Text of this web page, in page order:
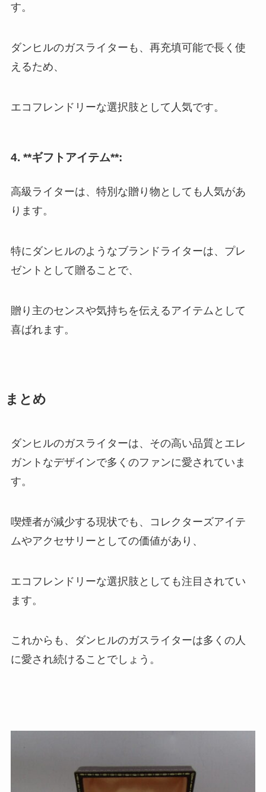
す。
ダンヒルのガスライターも、再充填可能で長く使
えるため、
エコフレンドリーな選択肢として人気です。
4. **ギフトアイテム**:
高級ライターは、特別な贈り物としても人気があ
ります。
特にダンヒルのようなブランドライターは、プレ
ゼントとして贈ることで、
贈り主のセンスや気持ちを伝えるアイテムとして
喜ばれます。
まとめ
ダンヒルのガスライターは、その高い品質とエレ
ガントなデザインで多くのファンに愛されていま
す。
喫煙者が減少する現状でも、コレクターズアイテ
ムやアクセサリーとしての価値があり、
エコフレンドリーな選択肢としても注目されてい
ます。
これからも、ダンヒルのガスライターは多くの人
に愛され続けることでしょう。